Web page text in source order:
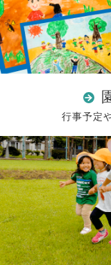
行事予定